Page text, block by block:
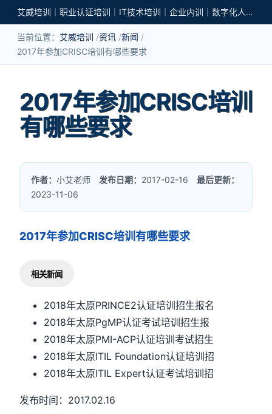
艾威培训｜职业认证培训｜IT技术培训｜企业内训｜数字化人才培养
当前位置： 艾威培训 资讯 新闻
2017年参加CRISC培训有哪些要求
2017年参加CRISC培训
有哪些要求
作者：小艾老师 发布日期： 2017-02-16最后更新：
2023-11-06
2017年参加CRISC培训有哪些要求
相关新闻
2018年太原PRINCE2认证培训招生报名
2018年太原PgMP认证考试培训招生报
2018年太原PMI-ACP认证培训考试招生
2018年太原ITIL Foundation认证培训招
2018年太原ITIL Expert认证考试培训招
发布时间：2017.02.16